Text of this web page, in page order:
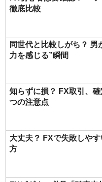
徹底比較
同世代と比較しがち？ 男
力を感じる”瞬間
知らずに損？ FX取引、
つの注意点
大丈夫？ FXで失敗しや
方